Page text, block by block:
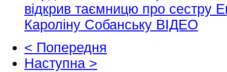
відкрив таємницю про сестру
Кароліну Собанську ВІДЕО
< Попередня
Наступна >